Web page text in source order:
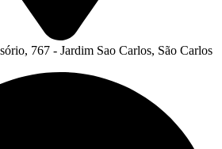
767 - Jardim Sao Carlos, São Carlos